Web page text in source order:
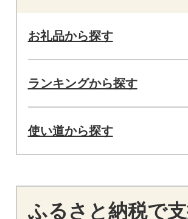
お礼品から探す
ランキングから探す
使い道から探す
ふるさと納税で